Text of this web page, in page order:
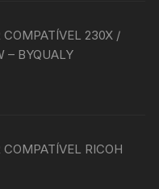
230X /
– BYQUALY
RICOH